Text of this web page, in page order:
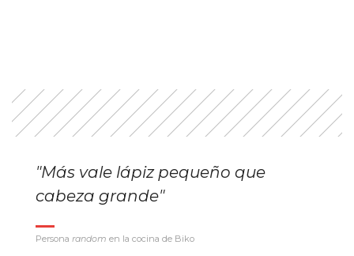
"Más vale lápiz pequeño que
cabeza grande"
Persona random en la cocina de Biko